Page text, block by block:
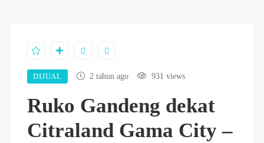
DIJUAL 2 tahun ago 931 views
Ruko Gandeng dekat
Citraland Gama City –